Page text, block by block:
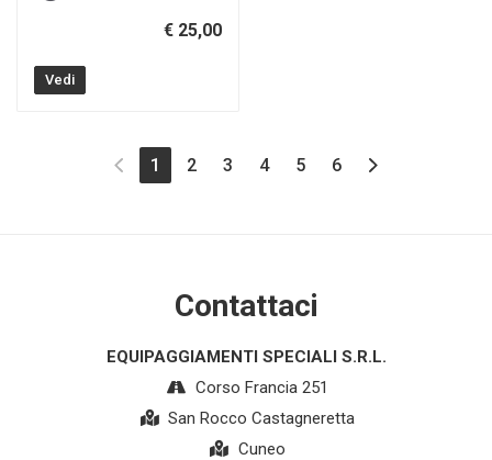
€ 25,00
Vedi
1 (current)
2 3 4 5 6
Contattaci
EQUIPAGGIAMENTI SPECIALI S.R.L.
Corso Francia 251
San Rocco Castagneretta
Cuneo